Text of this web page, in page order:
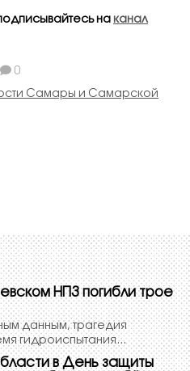
на канал
0
Самары и Самарской
НПЗ погибли трое
данным, трагедия
гидроиспытания...
в День защиты